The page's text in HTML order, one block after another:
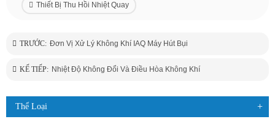
Thiết Bị Thu Hồi Nhiệt Quay
TRƯỚC: Đơn Vị Xử Lý Không Khí IAQ Máy Hút Bụi
KẾ TIẾP: Nhiệt Độ Không Đổi Và Điều Hòa Không Khí
Thể Loại